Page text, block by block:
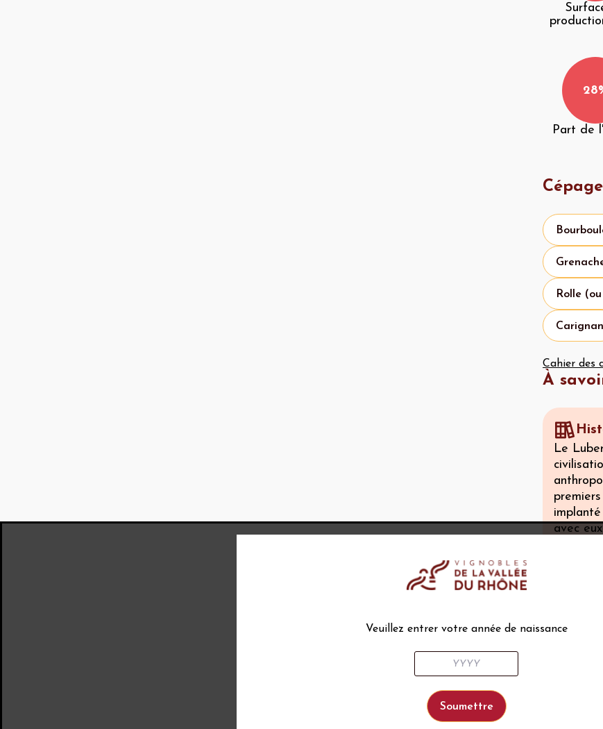
Part de
Rolle
Carignan
Cahier des
À
Le
avec
sont
dans le
du
de
papes
Veuillez entrer votre année de naissance